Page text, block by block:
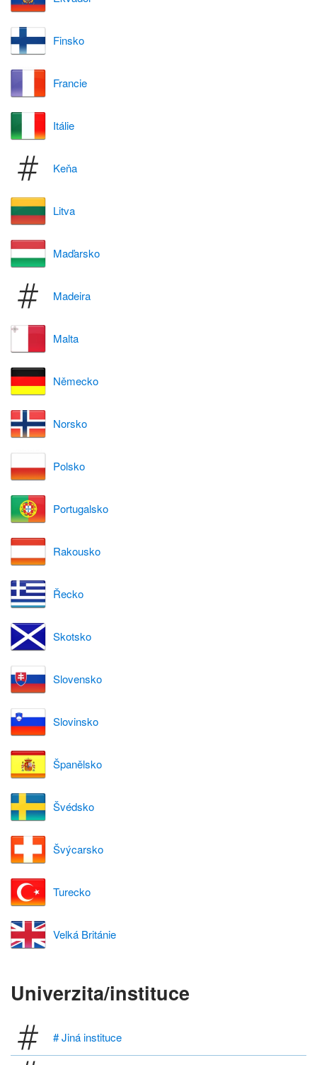
Finsko
Francie
Itálie
Keňa
Litva
Maďarsko
Madeira
Malta
Německo
Norsko
Polsko
Portugalsko
Rakousko
Řecko
Skotsko
Slovensko
Slovinsko
Španělsko
Švédsko
Švýcarsko
Turecko
Velká Británie
Univerzita/instituce
# Jiná instituce